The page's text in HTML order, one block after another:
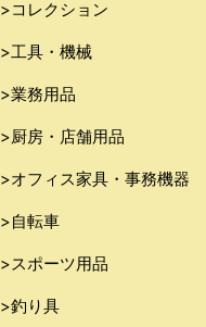
>コレクション
>工具・機械
>業務用品
>厨房・店舗用品
>オフィス家具・事務機器
>自転車
>スポーツ用品
>釣り具